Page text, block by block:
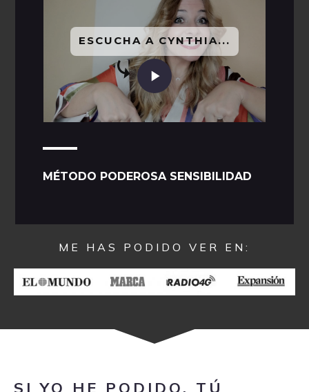
ESCUCHA A CYNTHIA...
MÉTODO PODEROSA SENSIBILIDAD
ME HAS PODIDO VER EN:
SI YO HE PODIDO, TÚ